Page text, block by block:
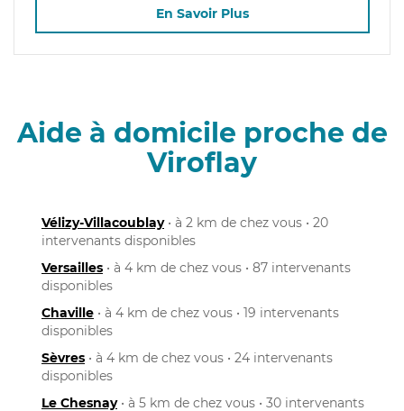
En Savoir Plus
Aide à domicile proche de
Viroflay
Vélizy-Villacoublay• à 2 km de chez vous • 20
intervenants disponibles
Versailles • à 4 km de chez vous • 87 intervenants
disponibles
Chaville • à 4 km de chez vous • 19 intervenants
disponibles
Sèvres • à 4 km de chez vous • 24 intervenants
disponibles
Le Chesnay• à 5 km de chez vous • 30 intervenants